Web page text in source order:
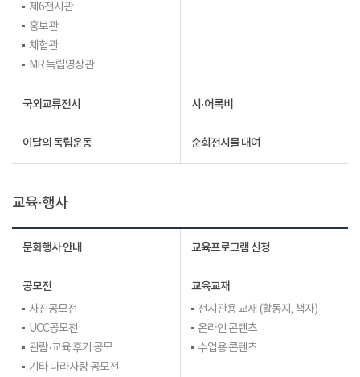
제6전시관
홍보관
체험관
MR 독립영상관
국외교류전시 시·어록비
이달의 독립운동 순회전시물 대여
교육·행사
문화행사 안내 교육프로그램 신청
공모전
사진공모전
UCC공모전
관람·교육 후기 공모
기타 나라사랑 공모전
교육교재
전시관용 교재 (활동지, 책자)
온라인 콘텐츠
수업용 콘텐츠